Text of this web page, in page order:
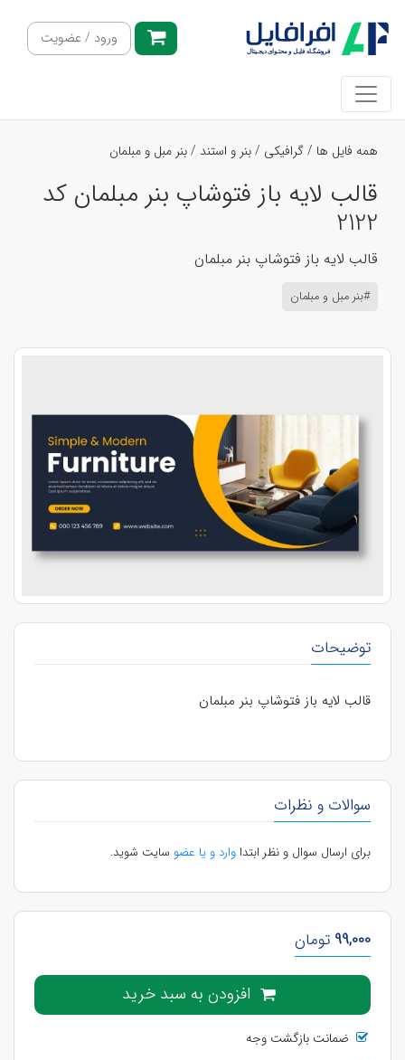
ورود / عضویت
همه فایل ها /گرافیکی /بنر و استند /بنر مبل و مبلمان
قالب لایه باز فتوشاپ بنر مبلمان کد
2122
قالب لایه باز فتوشاپ بنر مبلمان
#بنر مبل و مبلمان
توضیحات
قالب لایه باز فتوشاپ بنر مبلمان
سوالات و نظرات
برای ارسال سوال و نظر ابتداوارد و یا عضو سایت شوید.
99,000 تومان
افزودن به سبد خرید
ضمانت بازگشت وجه